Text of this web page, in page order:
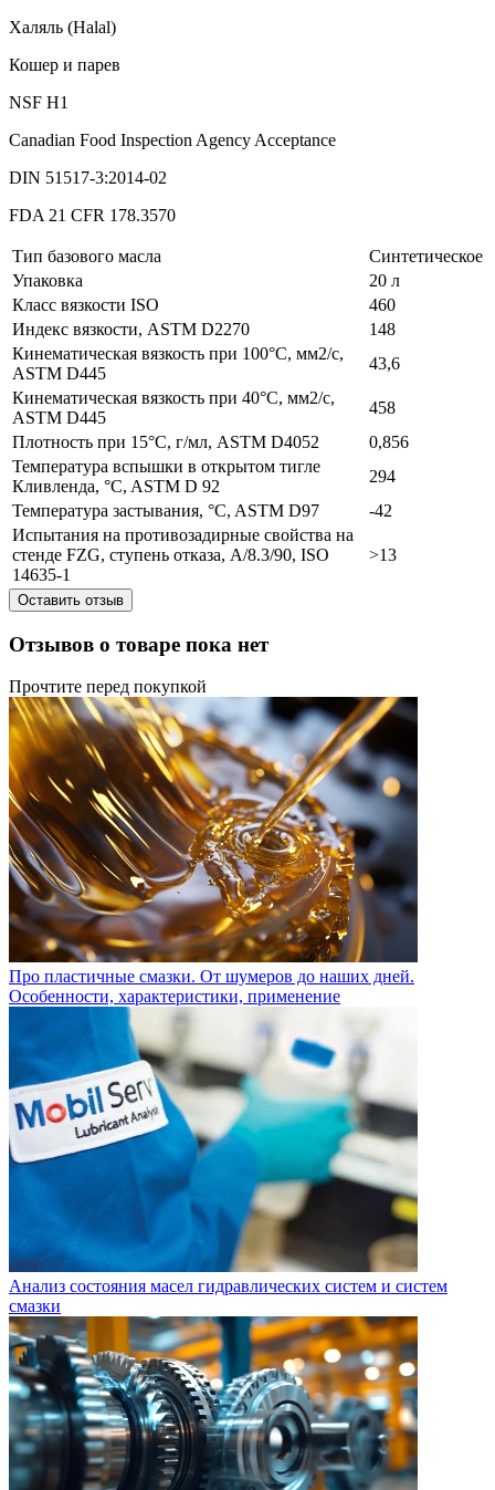
Халяль (Halal)
Кошер и парев
NSF H1
Canadian Food Inspection Agency Acceptance
DIN 51517-3:2014-02
FDA 21 CFR 178.3570
Тип базового масла
Синтетическое
Упаковка
20 л
Класс вязкости ISO
460
Индекс вязкости, ASTM D2270
148
Кинематическая вязкость при 100°C, мм2/с,
ASTM D445
43,6
Кинематическая вязкость при 40°C, мм2/с,
ASTM D445
458
Плотность при 15°C, г/мл, ASTM D4052
0,856
Температура вспышки в открытом тигле
Кливленда, °C, ASTM D 92
294
Температура застывания, °C, ASTM D97
-42
Испытания на противозадирные свойства на
стенде FZG, ступень отказа, A/8.3/90, ISO
14635-1
>13
Оставить отзыв
Отзывов о товаре пока нет
Прочтите перед покупкой
Про пластичные смазки. От шумеров до наших дней.
Особенности, характеристики, применение
Анализ состояния масел гидравлических систем и систем
смазки